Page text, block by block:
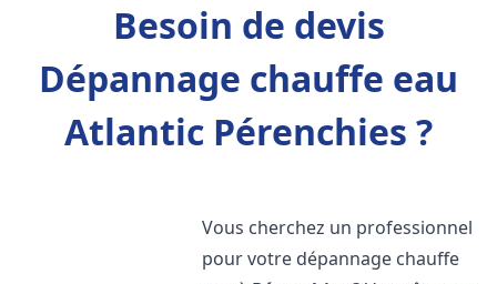
Besoin de devis
Dépannage chauffe eau
Atlantic Pérenchies ?
Vous cherchez un professionnel
pour votre dépannage chauffe